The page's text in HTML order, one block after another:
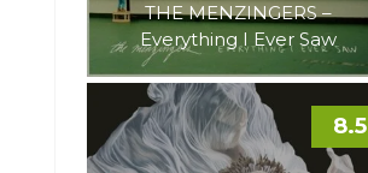
THE MENZINGERS –
Everything I Ever Saw
8.5